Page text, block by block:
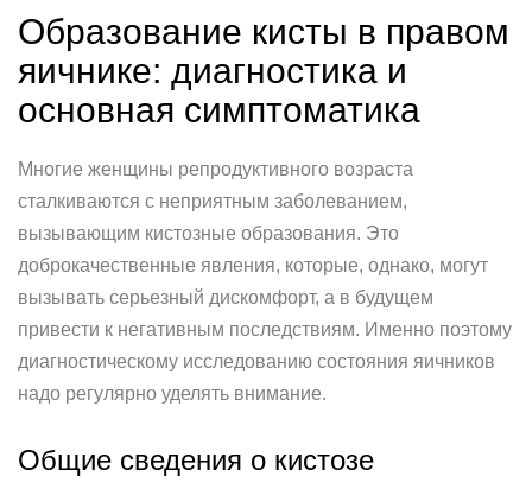
Образование кисты в правом
яичнике: диагностика и
основная симптоматика
Многие женщины репродуктивного возраста
сталкиваются с неприятным заболеванием,
вызывающим кистозные образования. Это
доброкачественные явления, которые, однако, могут
вызывать серьезный дискомфорт, а в будущем
привести к негативным последствиям. Именно поэтому
диагностическому исследованию состояния яичников
надо регулярно уделять внимание.
Общие сведения о кистозе